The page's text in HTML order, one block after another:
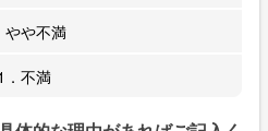
やや不満
．不満